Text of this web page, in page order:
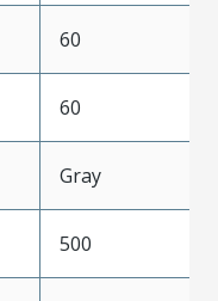
60
60
Gray
500